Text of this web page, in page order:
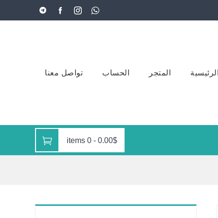
المتجر الحساب تواصل معنا
0.00$
-
0 items